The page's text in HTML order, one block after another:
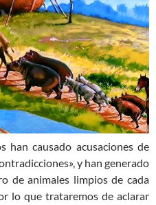
han causado acusaciones de
y han generado
de animales limpios de cada
lo que trataremos de aclarar